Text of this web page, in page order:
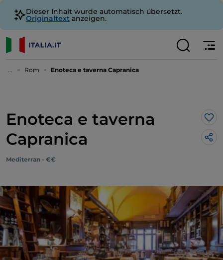
Dieser Inhalt wurde automatisch übersetzt.
Originaltext anzeigen.
... Rom Enoteca e taverna Capranica
Enoteca e taverna
Capranica
Mediterran - €€